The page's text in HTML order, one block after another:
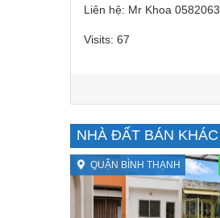
Liên hệ: Mr Khoa
Visits: 67
NHÀ ĐẤT BÁN
QUẬN BÌNH THẠNH